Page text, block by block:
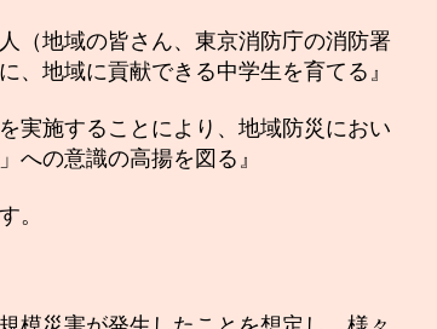
（地域の皆さん、 東京消防庁の消防署
、地域に貢献できる中学生を育てる』
実施することにより、地域防災におい
への意識の高揚を図る』
。